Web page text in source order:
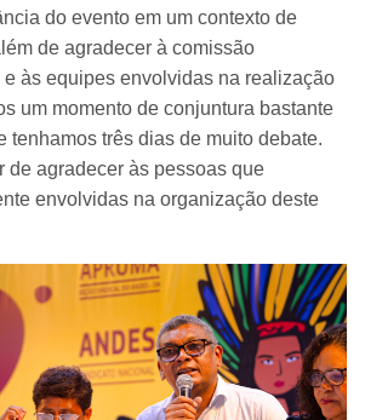
do evento em um contexto de
de agradecer à comissão
às equipes envolvidas na realização
um momento de conjuntura bastante
tenhamos três dias de muito debate.
de agradecer às pessoas que
envolvidas na organização deste